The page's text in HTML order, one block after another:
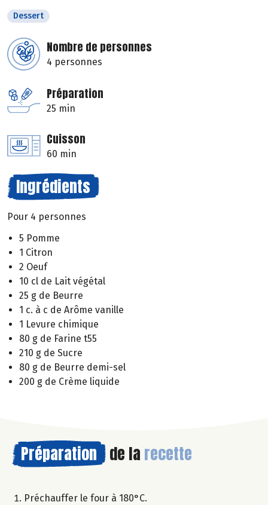
Dessert
Nombre de personnes
4 personnes
Préparation
25 min
Cuisson
60 min
Ingrédients
Pour 4 personnes
5 Pomme
1 Citron
2 Oeuf
10 cl de Lait végétal
25 g de Beurre
1 c. à c de Arôme vanille
1 Levure chimique
80 g de Farine t55
210 g de Sucre
80 g de Beurre demi-sel
200 g de Crème liquide
Préparation de la recette
Préchauffer le four à 180°C.